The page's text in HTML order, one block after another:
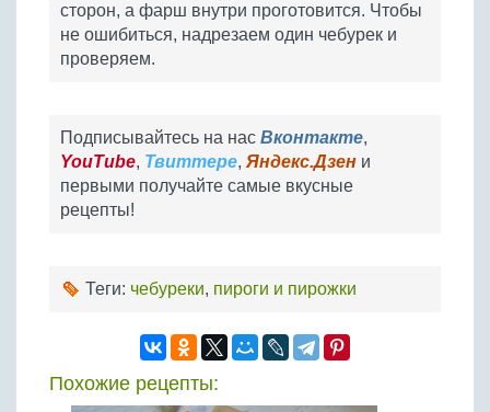
сторон, а фарш внутри проготовится. Чтобы
не ошибиться, надрезаем один чебурек и
проверяем.
Подписывайтесь на нас Вконтакте,
YouTube, Твиттере, Яндекс.Дзен и
первыми получайте самые вкусные
рецепты!
Теги: чебуреки, пироги и пирожки
Похожие рецепты: